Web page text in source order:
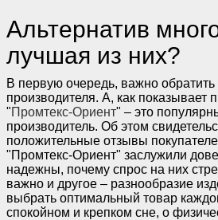
Альтернатив
лучшая из них?
В первую очередь, важно
производителя. А, как показывает
"Промтекс-Ориент" – это
производитель. Об этом
положительные отзывы
"Промтекс-Ориент" заслужили
надежны, почему спрос на них
важно и другое – разнообразие
выбрать оптимальный товар
спокойном и крепком сне, о